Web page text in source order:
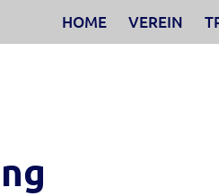
HOME VEREIN